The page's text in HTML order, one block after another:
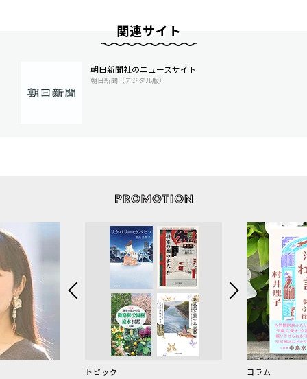
関連サイト
朝日新聞社のニュースサイト
朝日新聞（デジタル版）
トピック コラム